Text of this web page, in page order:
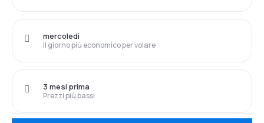
Il giorno più economico per volare
mercoledì
Prezzi più bassi
3 mesi prima